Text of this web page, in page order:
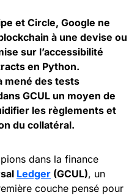
et Circle, Google ne
à une devise ou
sur l’accessibilité
en Python.
mené des tests
GCUL un moyen de
les règlements et
du collatéral.
dans la finance
Ledger (GCUL), un
couche pensé pour